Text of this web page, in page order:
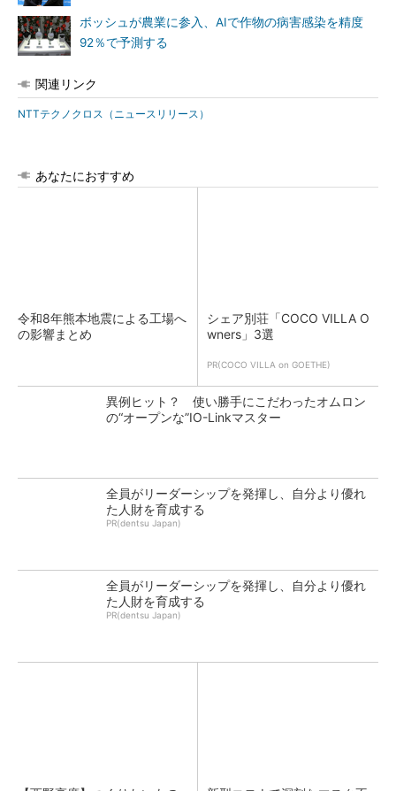
ボッシュが農業に参入、AIで作物の病害感染を精度
92％で予測する
関連リンク
NTTテクノクロス（ニュースリリース）
あなたにおすすめ
令和8年熊本地震による工場へ
の影響まとめ
シェア別荘「COCO VILLA O
wners」3選
PR(COCO VILLA on GOETHE)
異例ヒット？ 使い勝手にこだわったオムロン
の“オープンな”IO-Linkマスター
全員がリーダーシップを発揮し、自分より優れ
た人財を育成する
PR(dentsu Japan)
全員がリーダーシップを発揮し、自分より優れ
た人財を育成する
PR(dentsu Japan)